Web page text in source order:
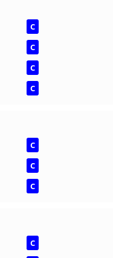
C
C
C
C
C
C
C
C